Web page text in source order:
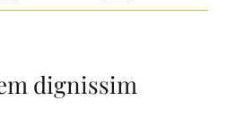
dignissim